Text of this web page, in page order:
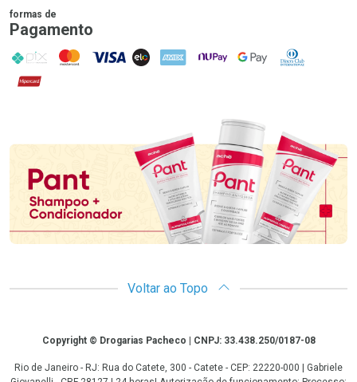
formas de
Pagamento
PIX MasterCard
VISA ELO AMEX NuPay Google PayDiners Club
Hipercard
Promoção em Destaque
Voltar ao Topo
CopyrightCopyright © Drogarias Pacheco | CNPJ: 33.438.250/0187-08
Rio de Janeiro - RJ: Rua do Catete, 300 - Catete - CEP: 22220-000 | Gabriele